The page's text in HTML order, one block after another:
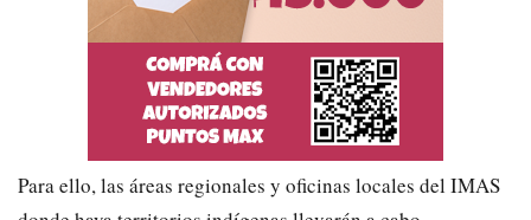
Para ello, las áreas regionales y oficinas locales del IMAS